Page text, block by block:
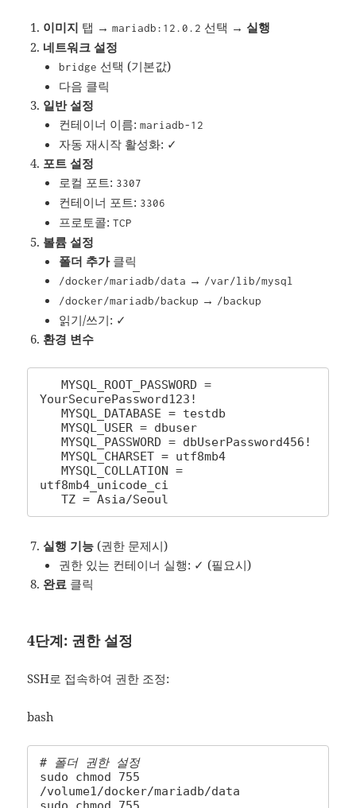
이미지 탭 →mariadb:12.0.2 선택 → 실행
네트워크 설정
bridge 선택 (기본값)
다음 클릭
일반 설정
컨테이너 이름:mariadb-12
자동 재시작 활성화: ✓
포트 설정
로컬 포트: 3307
컨테이너 포트: 3306
프로토콜:TCP
볼륨 설정
폴더 추가클릭
/docker/mariadb/data → /var/lib/mysql
/docker/mariadb/backup → /backup
읽기/쓰기: ✓
환경 변수
   MYSQL_ROOT_PASSWORD =
YourSecurePassword123!
   MYSQL_DATABASE = testdb
   MYSQL_USER = dbuser
   MYSQL_PASSWORD = dbUserPassword456!
   MYSQL_CHARSET = utf8mb4
   MYSQL_COLLATION =
utf8mb4_unicode_ci
   TZ = Asia/Seoul
실행 기능 (권한 문제시)
권한 있는 컨테이너 실행: ✓ (필요시)
완료 클릭
4단계: 권한 설정
SSH로 접속하여 권한 조정:
bash
# 폴더 권한 설정
sudo chmod 755
/volume1/docker/mariadb/data